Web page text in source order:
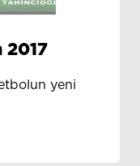
2017
yeni